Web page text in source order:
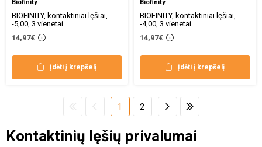
Biofinity
BIOFINITY, kontaktiniai lęšiai,
-5,00, 3 vienetai
14,97€
Įdėti į krepšelį
Biofinity
BIOFINITY, kontaktiniai lęšiai,
-4,00, 3 vienetai
14,97€
Įdėti į krepšelį
1 2
Kontaktinių lęšių privalumai